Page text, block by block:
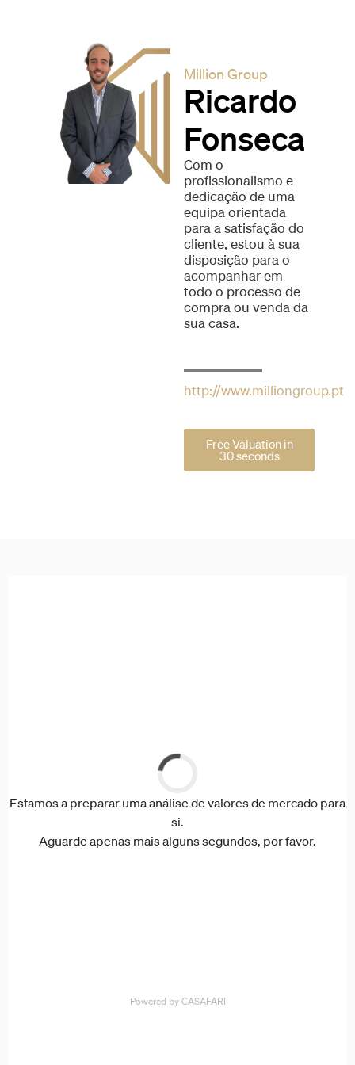
Million Group
Ricardo
Fonseca
Com o
profissionalismo e
dedicação de uma
equipa orientada
para a satisfação do
cliente, estou à sua
disposição para o
acompanhar em
todo o processo de
compra ou venda da
sua casa.
http://www.milliongroup.pt
Free Valuation in
30 seconds